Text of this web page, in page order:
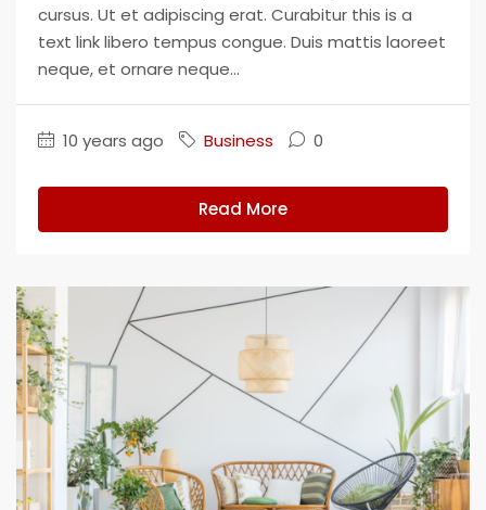
cursus. Ut et adipiscing erat. Curabitur this is a
text link libero tempus congue. Duis mattis laoreet
neque, et ornare neque...
10 years ago Business 0
Read More